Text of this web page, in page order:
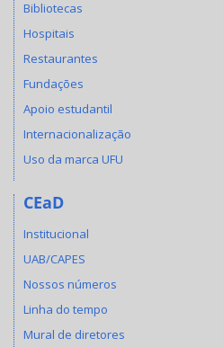
Bibliotecas
Hospitais
Restaurantes
Fundações
Apoio estudantil
Internacionalização
Uso da marca UFU
CEaD
Institucional
UAB/CAPES
Nossos números
Linha do tempo
Mural de diretores